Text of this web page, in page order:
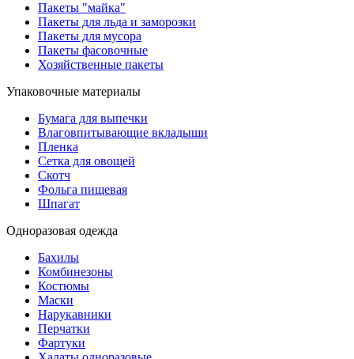
Пакеты "майка"
Пакеты для льда и заморозки
Пакеты для мусора
Пакеты фасовочные
Хозяйственные пакеты
Упаковочные материалы
Бумага для выпечки
Влаговпитывающие вкладыши
Пленка
Сетка для овощей
Скотч
Фольга пищевая
Шпагат
Одноразовая одежда
Бахилы
Комбинезоны
Костюмы
Маски
Нарукавники
Перчатки
Фартуки